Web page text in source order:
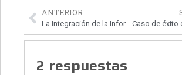
ANTERIOR
La Integración de la Información
2 respuestas